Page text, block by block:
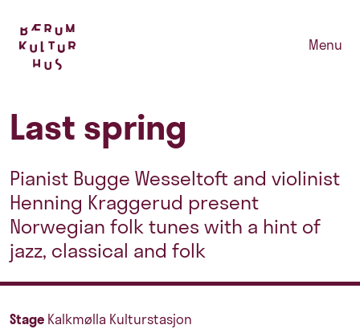
Menu
Last spring
Pianist Bugge Wesseltoft and violinist
Henning Kraggerud present
Norwegian folk tunes with a hint of
jazz, classical and folk
Stage Kalkmølla Kulturstasjon